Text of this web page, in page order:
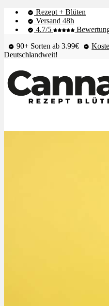
Rezept + Blüten
Versand 48h
4.7/5
90+ Sorten ab 3.99€
Deutschlandweit!